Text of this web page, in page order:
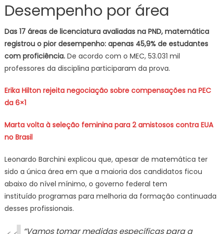
Desempenho por área
Das 17 áreas de licenciatura avaliadas na PND, matemática
registrou o pior desempenho: apenas 45,9% de estudantes
com proficiência. De acordo com o MEC, 53.031 mil
professores da disciplina participaram da prova.
Erika Hilton rejeita negociação sobre compensações na PEC
da 6×1
Marta volta à seleção feminina para 2 amistosos contra EUA
no Brasil
Leonardo Barchini explicou que, apesar de matemática ter
sido a única área em que a maioria dos candidatos ficou
abaixo do nível mínimo, o governo federal tem
instituído programas para melhoria da formação continuada
desses profissionais.
“Vamos tomar medidas específicas para a